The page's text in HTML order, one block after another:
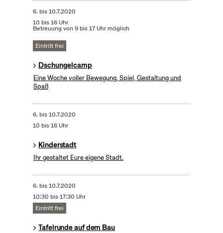
6. bis10.7.2020
10 bis 16 Uhr
Betreuung von 9 bis 17 Uhr möglich
Eintritt frei
Dschungelcamp
Eine Woche voller Bewegung, Spiel, Gestaltung und
Spaß
6. bis10.7.2020
10 bis 16 Uhr
Kinderstadt
Ihr gestaltet Eure eigene Stadt.
6. bis10.7.2020
10:30 bis 17:30 Uhr
Eintritt frei
Tafelrunde auf dem Bau